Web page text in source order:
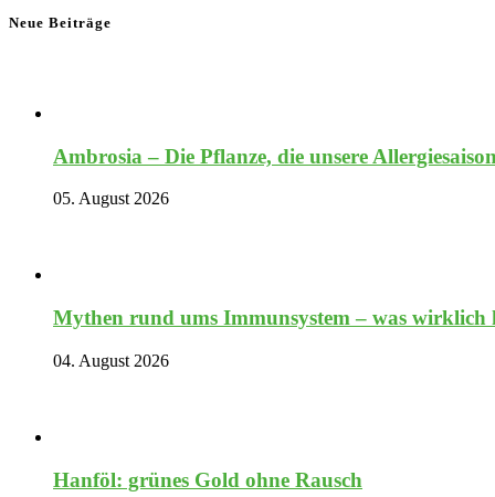
Neue Beiträge
Ambrosia – Die Pflanze, die unsere
05. August 2026
Mythen rund ums Immunsystem – was
04. August 2026
Hanföl: grünes Gold ohne Rausch